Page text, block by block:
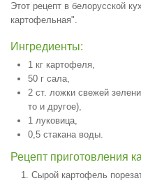
Этот рецепт в белорусской
картофельная".
Ингредиенты:
1 кг картофеля,
50 г сала,
2 ст. ложки свежей
то и другое),
1 луковица,
0,5 стакана воды.
Рецепт приготовления
Сырой картофель